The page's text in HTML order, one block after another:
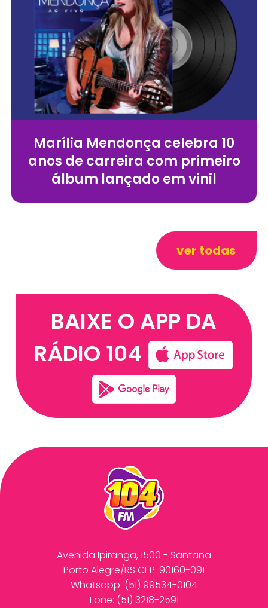
Marília Mendonça celebra 10
anos de carreira com primeiro
álbum lançado em vinil
ver todas
BAIXE O APP DA
RÁDIO 104
Avenida Ipiranga, 1500 - Santana
Porto Alegre/RS CEP: 90160-091
Whatsapp: (51) 99534-0104
Fone: (51) 3218-2591